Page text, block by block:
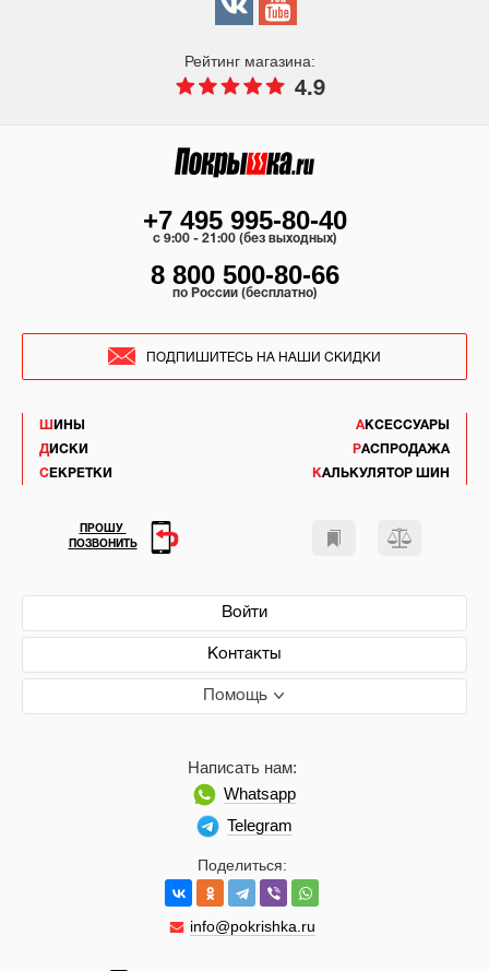
Рейтинг магазина:
4.9
ШИНЫ
ДИСКИ
СЕКРЕТКИ
АКСЕССУАРЫ
РАСПРОДАЖА
КАЛЬКУЛЯТОР ШИН
Войти
Контакты
Помощь
Поделиться:
info@pokrishka.ru
Написать нам:
Whatsapp
Telegram
+7 495 995-80-40
c 9:00 - 21:00 (без выходных)
8 800 500-80-66
по России (бесплатно)
ПОДПИШИТЕСЬ НА НАШИ СКИДКИ
ПРОШУ
ПОЗВОНИТЬ